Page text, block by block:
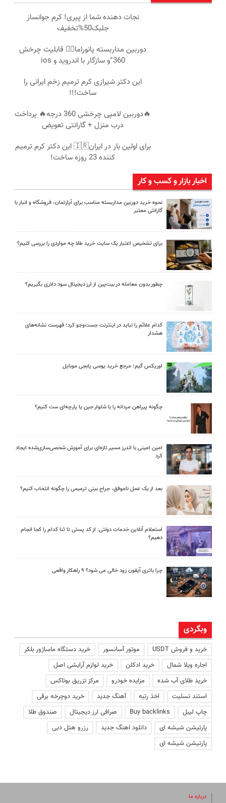
نجات دهنده شما از پیری! کرم جوانساز
جلبک50%تخفیف
دوربین مداربسته پانوراما👈🏻 قابلیت چرخش
360°و سازگار با اندروید و ios
این دکتر شیرازی کرم ترمیم زخم ایرانی را
ساخت!!!
🔥دوربین لامپی چرخشی 360 درجه🔥 پرداخت
درب منزل + گارانتی تعویض
برای اولین بار در ایران🇮🇷 این دکتر کرم ترمیم
کننده 23 روزه ساخت!
اخبار بازار و کسب و کار
نحوه خرید دوربین مداربسته مناسب برای آپارتمان، فروشگاه و انبار با
گارانتی معتبر
برای تشخیص اعتبار یک سایت خرید طلا چه مواردی را بررسی کنیم؟
چطور بدون معامله در بیت‌پین از ارز دیجیتال سود دلاری بگیریم؟
کدام علائم را نباید در اینترنت جست‌وجو کرد؛ فهرست نشانه‌های
هشدار
اوریکس گیم؛ مرجع خرید یوسی پابجی موبایل
چگونه پیراهن مردانه را با شلوار جین یا پارچه‌ای ست کنیم؟
امین امینی با اندرز مسیر تازه‌ای برای آموزش شخصی‌سازی‌شده ایجاد
کرد
بعد از یک عمل ناموفق، جراح بینی ترمیمی را چگونه انتخاب کنیم؟
استعلام آنلاین خدمات دولتی: از کد پستی تا ثنا کدام را کجا انجام
دهیم؟
چرا باتری آیفون زود خالی می شود؟ ۹ راهکار واقعی
وبگردی
خرید و فروش USDT موتور آسانسور
خرید دستگاه ماساژور بلکر
اجاره ویلا شمال
خرید ادکلن
خرید لوازم آرایشی اصل
خرید طلای آب شده
مزایده خودرو
مرکز تزریق بوتاکس
استند تسلیت
اخذ رتبه آهنگ جدید
خرید دوچرخه برقی
چاپ لیبل
Buy backlinks صرافی ارز دیجیتال
صندوق طلا
پارتیشن شیشه ای
دانلود اهنگ جدید
رزرو هتل دبی
پارتیشن شیشه ای
درباره ما